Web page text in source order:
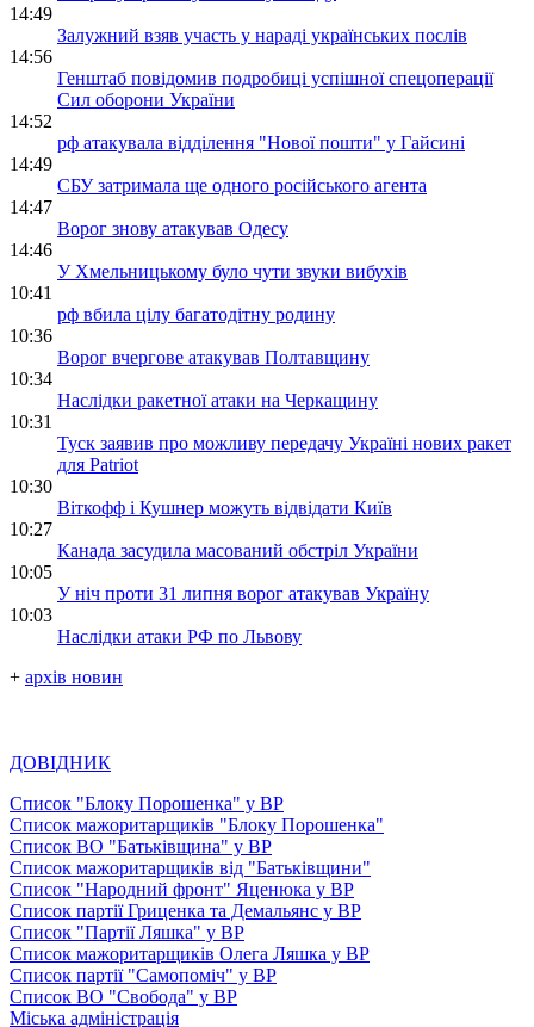
14:49
Залужний взяв участь у нараді українських послів
14:56
Генштаб повідомив подробиці успішної спецоперації
Сил оборони України
14:52
рф атакувала відділення "Нової пошти" у Гайсині
14:49
СБУ затримала ще одного російського агента
14:47
Ворог знову атакував Одесу
14:46
У Хмельницькому було чути звуки вибухів
10:41
рф вбила цілу багатодітну родину
10:36
Ворог вчергове атакував Полтавщину
10:34
Наслідки ракетної атаки на Черкащину
10:31
Туск заявив про можливу передачу Україні нових ракет
для Patriot
10:30
Віткофф і Кушнер можуть відвідати Київ
10:27
Канада засудила масований обстріл України
10:05
У ніч проти 31 липня ворог атакував Україну
10:03
Наслідки атаки РФ по Львову
+ архів новин
ДОВІДНИК
Список "Блоку Порошенка" у ВР
Список мажоритарщиків "Блоку Порошенка"
Список ВО "Батьківщина" у ВР
Список мажоритарщиків від "Батьківщини"
Список "Народний фронт" Яценюка у ВР
Список партії Гриценка та Демальянс у ВР
Список "Партії Ляшка" у ВР
Список мажоритарщиків Олега Ляшка у ВР
Список партії "Самопоміч" у ВР
Список ВО "Свобода" у ВР
Міська адміністрація